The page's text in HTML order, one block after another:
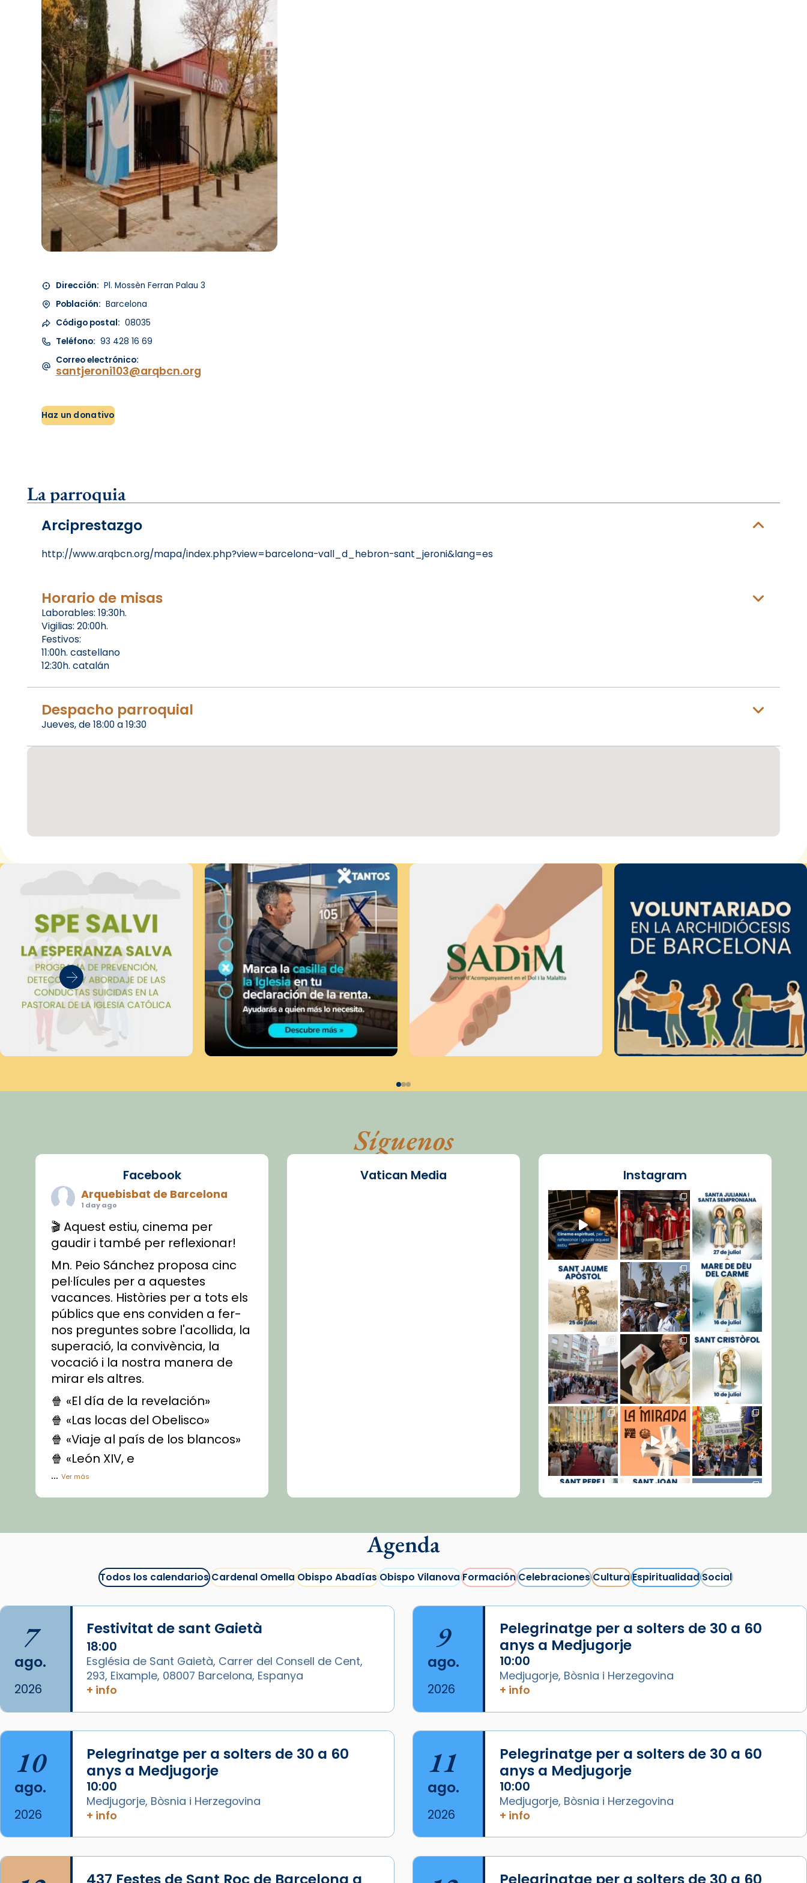
Dirección: Pl. Mossèn Ferran Palau 3
Población: Barcelona
Código postal: 08035
Teléfono: 93 428 16 69
Correo electrónico:
santjeroni103@arqbcn.org
Haz un donativo
La parroquia
Arciprestazgo
http://www.arqbcn.org/mapa/index.php?view=barcelona-vall_d_hebron-sant_jeroni&lang=es
Horario de misas
Laborables: 19:30h.
Vigilias: 20:00h.
Festivos:
11:00h. castellano
12:30h. catalán
Despacho parroquial
Jueves, de 18:00 a 19:30
Síguenos
Facebook
Arquebisbat de Barcelona
1 day ago
🎬 Aquest estiu, cinema per
gaudir i també per reflexionar!
Mn. Peio Sánchez proposa cinc
pel·lícules per a aquestes
vacances. Històries per a tots els
públics que ens conviden a fer-
nos preguntes sobre l'acollida, la
superació, la convivència, la
vocació i la nostra manera de
mirar els altres.
🍿 «El día de la revelación»
🍿 «Las locas del Obelisco»
🍿 «Viaje al país de los blancos»
🍿 «León XIV, e
...Ver más
Vídeo
La Carmina va patir depressió.
arribar el seu testimoni al papa
Lleó XIV.
Recupera l'entrevista
compVatican News tican News 👇
Foto
View on Facebook Share
Arquebisbat de Barcelona
Semproniana ens ajuden a alçar
la mirada»
Vatican Media Instagram
Cargar más...
Agenda
Todos los calendariosCardenal OmellaObispo AbadíasObispo VilanovaFormaciónCelebracionesCulturaEspiritualidadSocial
7
ago.
2026
Festivitat de sant Gaietà
18:00
Església de Sant Gaietà, Carrer del Consell de Cent,
293, Eixample, 08007 Barcelona, Espanya
+ info
9
ago.
2026
Pelegrinatge per a solters de 30 a 60
anys a Medjugorje
10:00
Medjugorje, Bòsnia i Herzegovina
+ info
10
ago.
2026
Pelegrinatge per a solters de 30 a 60
anys a Medjugorje
10:00
Medjugorje, Bòsnia i Herzegovina
+ info
11
ago.
2026
Pelegrinatge per a solters de 30 a 60
anys a Medjugorje
10:00
Medjugorje, Bòsnia i Herzegovina
+ info
437 Festes de Sant Roc de Barcelona a Pelegrinatge per a solters de 30 a 60